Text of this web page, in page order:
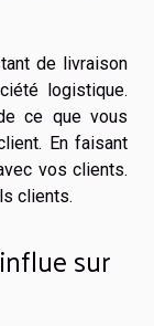
de livraison
logistique.
ce que vous
En faisant
vos clients.
clients.
sur